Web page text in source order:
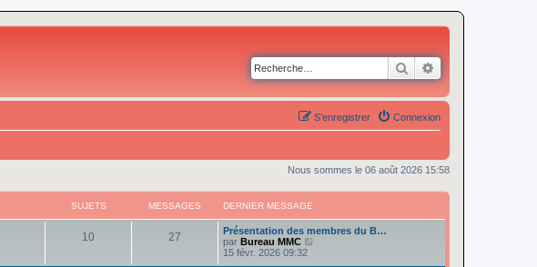
Rechercher
Connexion
S’enregistrer
Nous sommes le 06 août 2026 15:58
SUJETS MESSAGES DERNIER MESSAGE
10 27
Présentation des membres du B…
par Bureau MMC
15 févr. 2026 09:32